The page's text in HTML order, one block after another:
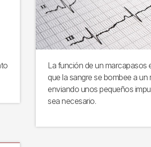
La función de un marcapasos
que la sangre se bombee a
enviando unos pequeños
sea necesario.